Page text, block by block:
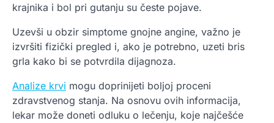
krajnika i bol pri gutanju su česte pojave.
Uzevši u obzir simptome gnojne angine, važno je
izvršiti fizički pregled i, ako je potrebno, uzeti bris
grla kako bi se potvrdila dijagnoza.
Analize krvi mogu doprinijeti boljoj proceni
zdravstvenog stanja. Na osnovu ovih informacija,
lekar može doneti odluku o lečenju, koje najčešće